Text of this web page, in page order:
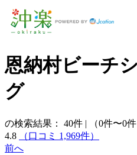
恩納村ビーチ
グ
の検索結果： 40件 |
（0件〜0
4.8
（口コミ 1,969件）
前へ